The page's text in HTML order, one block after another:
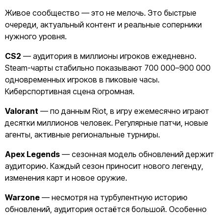
Живое сообщество — это не мелочь. Это быстрые
очереди, актуальный контент и реальные соперники
нужного уровня.
CS2 — аудитория в миллионы игроков ежедневно.
Steam-чарты стабильно показывают 700 000–900 000
одновременных игроков в пиковые часы.
Киберспортивная сцена огромная.
Valorant — по данным Riot, в игру ежемесячно играют
десятки миллионов человек. Регулярные патчи, новые
агенты, активные региональные турниры.
Apex Legends — сезонная модель обновлений держит
аудиторию. Каждый сезон приносит нового легенду,
изменения карт и новое оружие.
Warzone — несмотря на турбулентную историю
обновлений, аудитория остаётся большой. Особенно